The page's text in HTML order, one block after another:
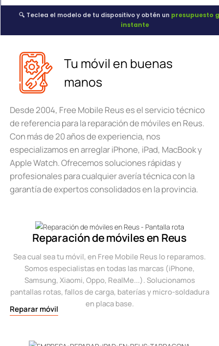
🔍 Teclea el modelo de tu dispositivo y obtén un presupuesto
instante
Tu móvil en buenas
manos
Desde 2004, Free Mobile Reus es el servicio técnico
de referencia para la reparación de móviles en Reus.
Con más de 20 años de experiencia, nos
especializamos en arreglar iPhone, iPad, MacBook y
Apple Watch. Ofrecemos soluciones rápidas y
profesionales para cualquier avería técnica con la
garantía de expertos consolidados en la provincia.
Reparación de móviles en Reus
Sea cual sea tu móvil, en Free Mobile Reus lo reparamos.
Somos especialistas en todas las marcas (iPhone,
Samsung, Xiaomi, Oppo, RealMe...). Solucionamos
pantallas rotas, fallos de carga, baterías y micro-soldadura
en placa base.
Reparar móvil